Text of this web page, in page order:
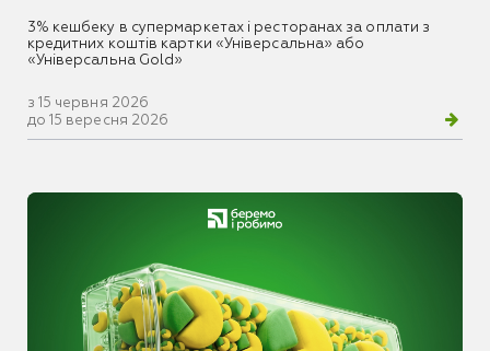
3% кешбеку в супермаркетах і ресторанах за оплати з
кредитних коштів картки «Універсальна» або
«Універсальна Gold»
з 15 червня 2026
до 15 вересня 2026